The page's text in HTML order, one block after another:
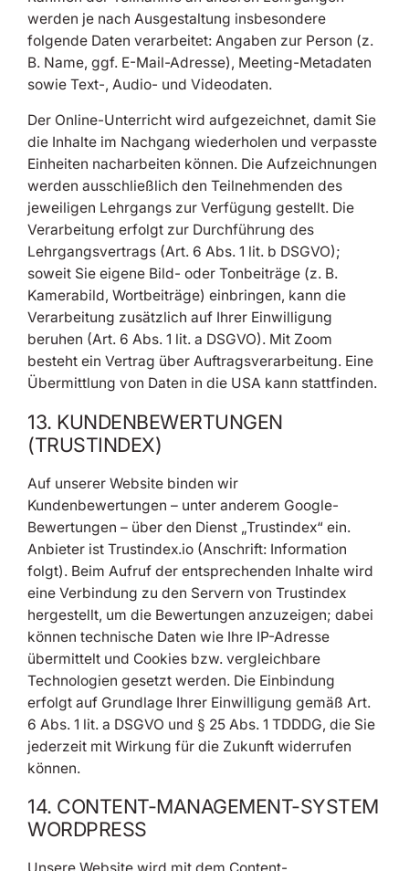
werden je nach Ausgestaltung insbesondere
folgende Daten verarbeitet: Angaben zur Person (z.
B. Name, ggf. E-Mail-Adresse), Meeting-Metadaten
sowie Text-, Audio- und Videodaten.
Der Online-Unterricht wird aufgezeichnet, damit Sie
die Inhalte im Nachgang wiederholen und verpasste
Einheiten nacharbeiten können. Die Aufzeichnungen
werden ausschließlich den Teilnehmenden des
jeweiligen Lehrgangs zur Verfügung gestellt. Die
Verarbeitung erfolgt zur Durchführung des
Lehrgangsvertrags (Art. 6 Abs. 1 lit. b DSGVO);
soweit Sie eigene Bild- oder Tonbeiträge (z. B.
Kamerabild, Wortbeiträge) einbringen, kann die
Verarbeitung zusätzlich auf Ihrer Einwilligung
beruhen (Art. 6 Abs. 1 lit. a DSGVO). Mit Zoom
besteht ein Vertrag über Auftragsverarbeitung. Eine
Übermittlung von Daten in die USA kann stattfinden.
13. KUNDENBEWERTUNGEN
(TRUSTINDEX)
Auf unserer Website binden wir
Kundenbewertungen – unter anderem Google-
Bewertungen – über den Dienst „Trustindex“ ein.
Anbieter ist Trustindex.io (Anschrift: Information
folgt). Beim Aufruf der entsprechenden Inhalte wird
eine Verbindung zu den Servern von Trustindex
hergestellt, um die Bewertungen anzuzeigen; dabei
können technische Daten wie Ihre IP-Adresse
übermittelt und Cookies bzw. vergleichbare
Technologien gesetzt werden. Die Einbindung
erfolgt auf Grundlage Ihrer Einwilligung gemäß Art.
6 Abs. 1 lit. a DSGVO und § 25 Abs. 1 TDDDG, die Sie
jederzeit mit Wirkung für die Zukunft widerrufen
können.
14. CONTENT-MANAGEMENT-SYSTEM
WORDPRESS